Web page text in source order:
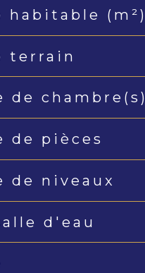
habitable (m²)
terrain
de chambre(s)
de pièces
de niveaux
d'eau